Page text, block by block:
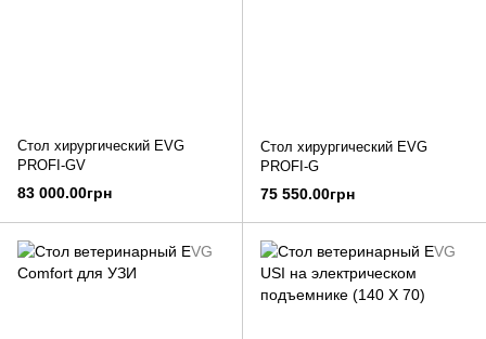
Стол хирургический EVG
PROFI-GV
83 000.00грн
Стол хирургический EVG
PROFI-G
75 550.00грн